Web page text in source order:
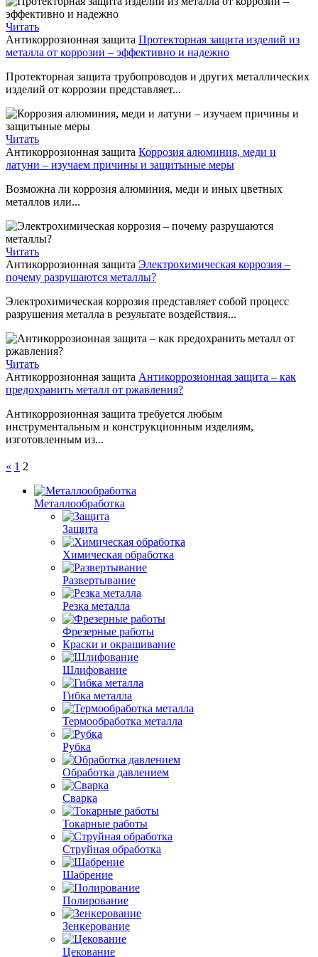
Читать
Антикоррозионная защита Протекторная защита изделий из
металла от коррозии – эффективно и надежно
Протекторная защита трубопроводов и других металлических
изделий от коррозии представляет...
Читать
Антикоррозионная защита Коррозия алюминия, меди и
латуни – изучаем причины и защитыные меры
Возможна ли коррозия алюминия, меди и иных цветных
металлов или...
Читать
Антикоррозионная защита Электрохимическая коррозия –
почему разрушаются металлы?
Электрохимическая коррозия представляет собой процесс
разрушения металла в результате воздействия...
Читать
Антикоррозионная защита Антикоррозионная защита – как
предохранить металл от ржавления?
Антикоррозионная защита требуется любым
инструментальным и конструкционным изделиям,
изготовленным из...
« 1 2
Металлообработка
Защита
Химическая обработка
Развертывание
Резка металла
Фрезерные работы
Краски и окрашивание
Шлифование
Гибка металла
Термообработка металла
Рубка
Обработка давлением
Сварка
Токарные работы
Струйная обработка
Шабрение
Полирование
Зенкерование
Цекование